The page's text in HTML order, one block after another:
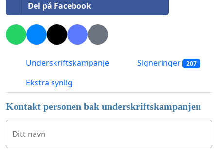
Del på Facebook
Underskriftskampanje Signeringer 207
Ekstra synlig
Kontakt personen bak underskriftskampanjen
Ditt navn